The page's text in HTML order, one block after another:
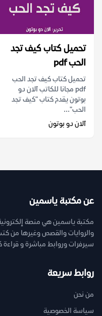
تحميل كتاب كيف تجد
الحب pdf
تحميل كتاب كيف تجد الحب
pdf مجانا للكاتب آلان دو
بوتون يقدم كتاب "كيف تجد
الحب"...
آلان دو بوتون
عن مكتبة ياسمين
مكتبة ياسمين هي منصة إلكترونية
سيرفرات وروابط مباشرة و قراءة
روابط سريعة
من نحن
سياسة الخصوصية